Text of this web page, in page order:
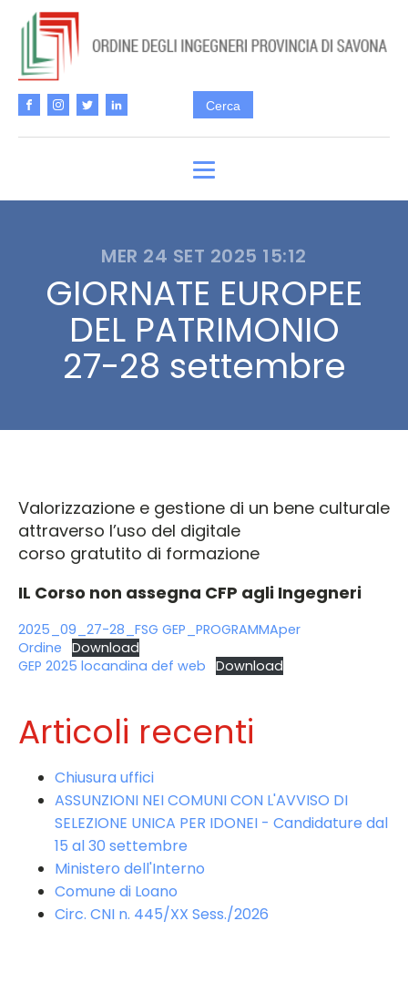
MER 24 SET 2025 15:12
GIORNATE EUROPEE
DEL PATRIMONIO
27-28 settembre
Valorizzazione e gestione di un bene culturale
attraverso l’uso del digitale
corso gratutito di formazione
IL Corso non assegna CFP agli Ingegneri
2025_09_27-28_FSG GEP_PROGRAMMAper
Ordine Download
GEP 2025 locandina def web Download
Articoli recenti
Chiusura uffici
ASSUNZIONI NEI COMUNI CON L'AVVISO DI
SELEZIONE UNICA PER IDONEI - Candidature dal
15 al 30 settembre
Ministero dell'Interno
Comune di Loano
Circ. CNI n. 445/XX Sess./2026